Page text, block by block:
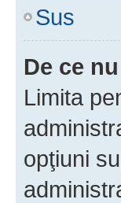
Sus
De ce
Limita
opţiuni